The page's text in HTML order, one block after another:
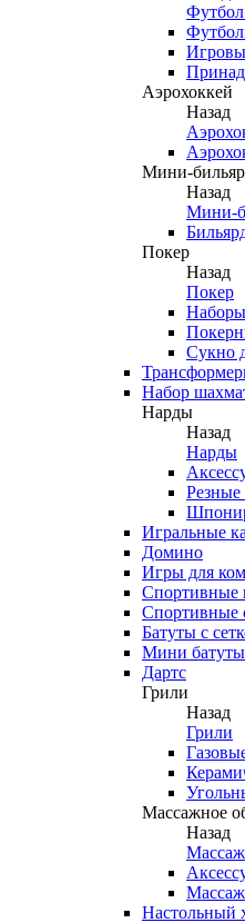
Аэрохоккей
Назад
Мини-
Назад
Мини-
Покер
Назад
Покер
Наборы
Сукно
Набор
Нарды
Назад
Нарды
Игральные
Домино
Игры для
Спортивные
Спортивные
Батуты с
Мини
Дартс
Грили
Назад
Грили
Массажное
Назад
Настольный